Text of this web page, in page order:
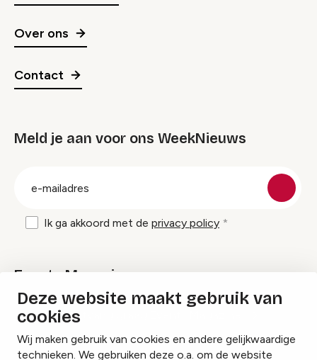
Deze website maakt gebruik van
cookies
Wij maken gebruik van cookies en andere gelijkwaardige
technieken. We gebruiken deze o.a. om de website
Over ons
Contact
Meld je aan voor ons WeekNieuws
Ik ga akkoord met de privacy policy
Events Magazine
Ik ontvang graag Events Magazine